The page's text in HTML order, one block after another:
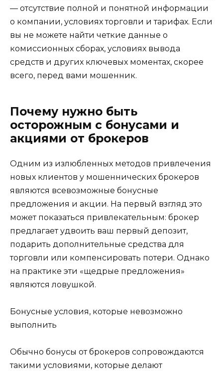
— отсутствие полной и понятной информации
о компании, условиях торговли и тарифах. Если
вы не можете найти четкие данные о
комиссионных сборах, условиях вывода
средств и других ключевых моментах, скорее
всего, перед вами мошенник.
Почему нужно быть
осторожным с бонусами и
акциями от брокеров
Одним из излюбленных методов привлечения
новых клиентов у мошеннических брокеров
являются всевозможные бонусные
предложения и акции. На первый взгляд это
может показаться привлекательным: брокер
предлагает удвоить ваш первый депозит,
подарить дополнительные средства для
торговли или компенсировать потери. Однако
на практике эти «щедрые предложения»
являются ловушкой.
Бонусные условия, которые невозможно
выполнить
Обычно бонусы от брокеров сопровождаются
такими условиями, которые делают